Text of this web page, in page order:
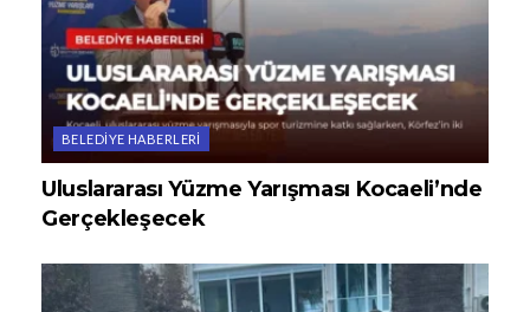
BELEDIYE HABERLERI
Uluslararası Yüzme Yarışması Kocaeli’nde
Gerçekleşecek